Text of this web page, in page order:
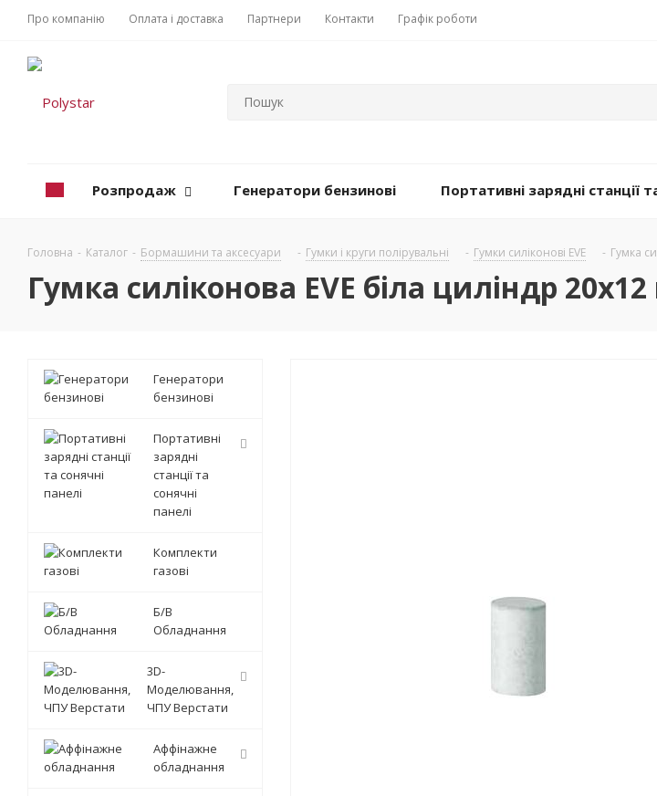
Про компанію Оплата і доставка Партнери Контакти Графік роботи
Розпродаж Генератори бензинові Портативні зарядні станції
Головна - Каталог - Бормашини та аксесуари - Гумки і круги полірувальні - Гумки силіконові EVE - Гумка
Гумка силіконова EVE біла циліндр
Генератори
бензинові
Портативні
зарядні
станції та
сонячні
панелі
Комплекти
газові
Б/В
Обладнання
3D-
Моделювання,
ЧПУ Верстати
Аффінажне
обладнання